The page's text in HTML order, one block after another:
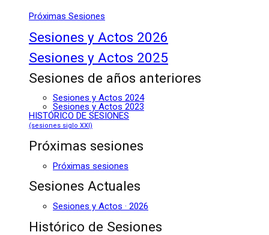
Próximas Sesiones
Sesiones y Actos 2026
Sesiones y Actos 2025
Sesiones de años anteriores
Sesiones y Actos 2024
Sesiones y Actos 2023
HISTÓRICO DE SESIONES
(sesiones siglo XXI)
Próximas sesiones
Próximas sesiones
Sesiones Actuales
Sesiones y Actos · 2026
Histórico de Sesiones